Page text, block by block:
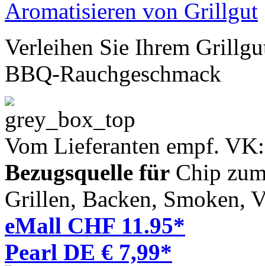
Verleihen Sie Ihrem
BBQ-Rauchgeschmack
Vom Lieferanten empf.
Bezugsquelle für Chip
Grillen, Backen, Smoken,
eMall CHF 11.95*
Pearl DE € 7,99*